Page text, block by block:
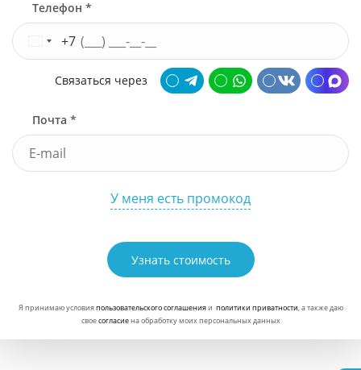
Телефон *
+7
Связаться через
Почта *
У меня есть промокод
Узнать стоимость
Я принимаю условияпользовательского соглашенияи политики приватности, а также даю
своесогласиена обработку моих персональных данных